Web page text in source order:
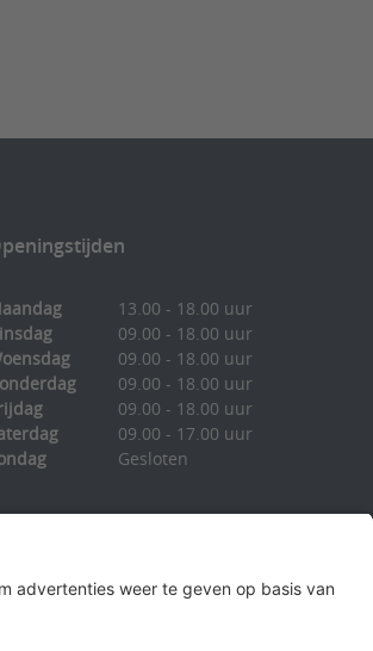
13.00 - 18.00 uur
09.00 - 18.00 uur
09.00 - 18.00 uur
09.00 - 18.00 uur
09.00 - 18.00 uur
09.00 - 17.00 uur
Gesloten